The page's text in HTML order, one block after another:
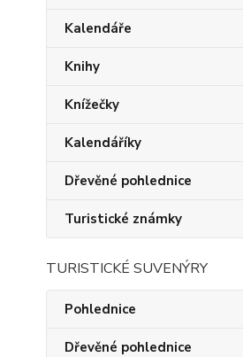
Kalendáře
Knihy
Knížečky
Kalendáříky
Dřevěné pohlednice
Turistické známky
TURISTICKÉ SUVENÝRY
Pohlednice
Dřevěné pohlednice